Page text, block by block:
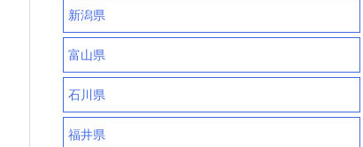
新潟県
富山県
石川県
福井県